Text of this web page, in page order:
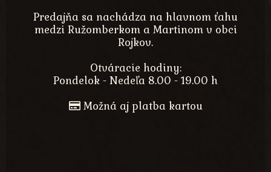
Predajňa sa nachádza na hlavnom ťahu
medzi Ružomberkom a Martinom v obci
Rojkov.
Otváracie hodiny:
Pondelok - Nedeľa 8.00 - 19.00 h
Možná aj platba kartou